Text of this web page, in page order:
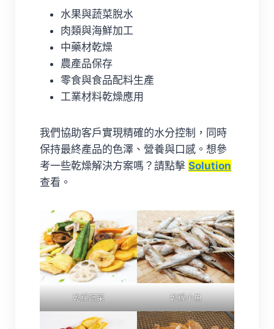
水果與蔬菜脫水
肉類與海鮮加工
中藥材乾燥
農產品保存
零食與食品配料生產
工業材料乾燥應用
我們協助客戶實現精確的水分控制，同時
保持最終產品的色澤、營養與口感。想參
考一些乾燥解決方案嗎？請點擊 Solution
查看。
乾燥蔬菜 乾燥小魚